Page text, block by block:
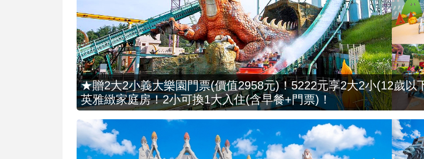
★贈2大2小義大樂園門票(價值2958元)！5222元享2大2小(12歲以
英雅緻家庭房！2小可換1大入住(含早餐+門票)！